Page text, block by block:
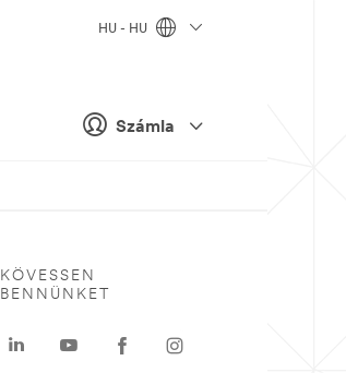
Számla
HU - HU
KÖVESSEN
BENNÜNKET